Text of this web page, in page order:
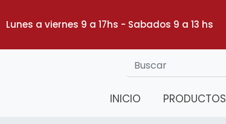
Lunes a viernes 9 a 17hs - Sabados 9 a 13 hs
INICIO PRODUCTOS